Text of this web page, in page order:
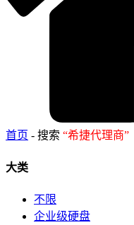
首页 - 搜索 “希捷代理商”
大类
不限
企业级硬盘